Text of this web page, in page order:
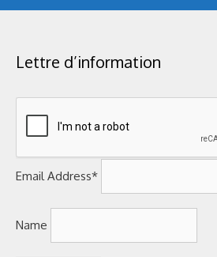
Lettre d’information
Email Address*
Name